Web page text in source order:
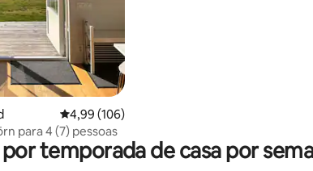
4,99 de uma avaliação média de 5, 106
4,99 (106)
para 4 (7) pessoas
temporada de casa por